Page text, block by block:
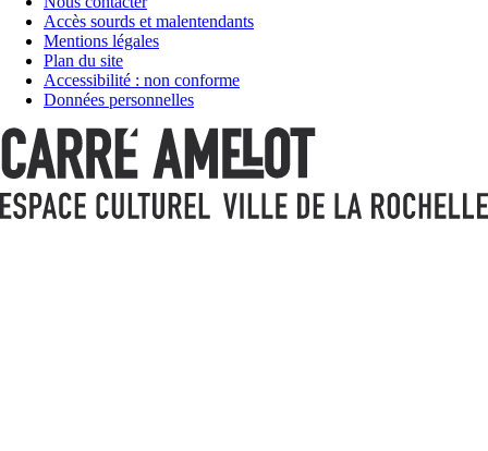
Accès sourds et malentendants
Mentions légales
Plan du site
Accessibilité : non conforme
Données personnelles